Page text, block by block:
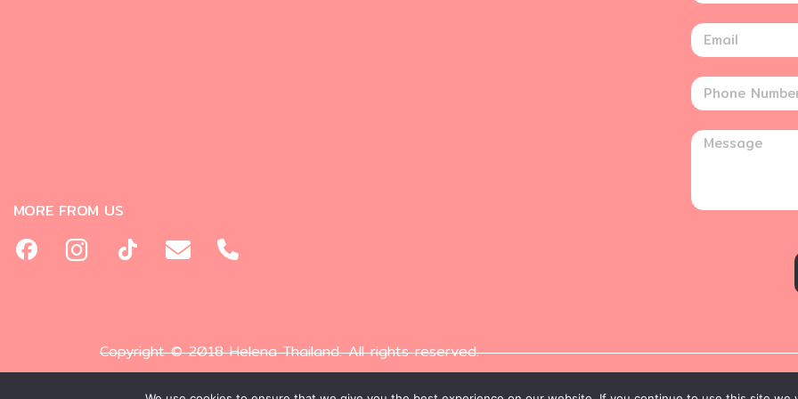
MORE FROM US
Copyright © 2018 Helena Thailand. All rights reserved.